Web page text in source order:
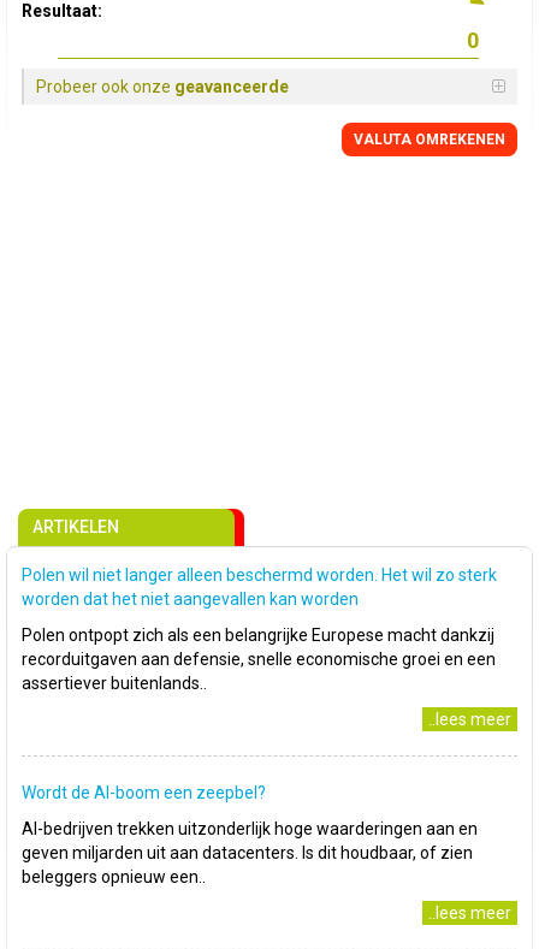
Resultaat:
Probeer ook onze geavanceerde
VALUTA OMREKENEN
ARTIKELEN
Polen wil niet langer alleen beschermd worden. Het wil zo sterk
worden dat het niet aangevallen kan worden
Polen ontpopt zich als een belangrijke Europese macht dankzij
recorduitgaven aan defensie, snelle economische groei en een
assertiever buitenlands..
..lees meer
Wordt de AI-boom een zeepbel?
AI-bedrijven trekken uitzonderlijk hoge waarderingen aan en
geven miljarden uit aan datacenters. Is dit houdbaar, of zien
beleggers opnieuw een..
..lees meer